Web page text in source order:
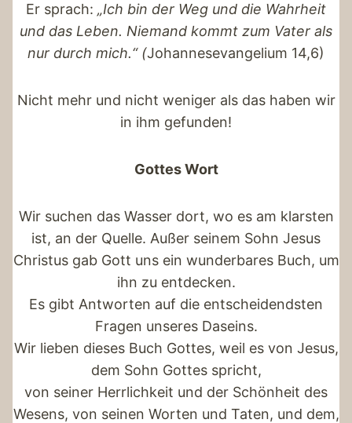
Er sprach: „Ich bin der Weg und die Wahrheit
und das Leben. Niemand kommt zum Vater als
nur durch mich.“ (Johannesevangelium 14,6)
Nicht mehr und nicht weniger als das haben wir
in ihm gefunden!
Gottes Wort
Wir suchen das Wasser dort, wo es am klarsten
ist, an der Quelle. Außer seinem Sohn Jesus
Christus gab Gott uns ein wunderbares Buch, um
ihn zu entdecken.
Es gibt Antworten auf die entscheidendsten
Fragen unseres Daseins.
Wir lieben dieses Buch Gottes, weil es von Jesus,
dem Sohn Gottes spricht,
von seiner Herrlichkeit und der Schönheit des
Wesens, von seinen Worten und Taten, und dem,